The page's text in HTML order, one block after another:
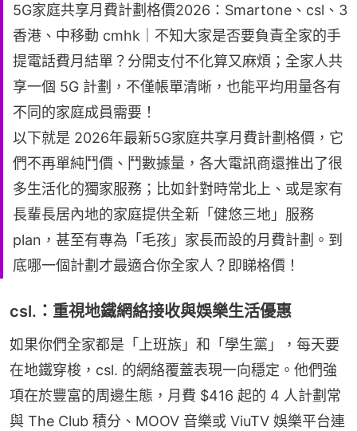
5G家庭共享月費計劃格價2026：Smartone、csl、3
香港、中移動 cmhk｜不知大家是否要負責全家的手
提電話費月結單？分開支付不化算又麻煩；全家人共
享一個 5G 計劃，不僅帳單清晰，也能平均用量各有
不同的家庭成員需要！
以下就是 2026年最新5G家庭共享月費計劃格價，它
們不再單純鬥價、鬥數據量，各大電訊商還推出了很
多生活化的獨家服務；比如針對時常北上、或是家有
長輩長居內地的家庭提供全新「健悠三地」服務
plan，甚至有專為「毛孩」家長而設的月費計劃。到
底哪一個計劃才最適合你全家人？即睇格價！
csl.：重視地鐵網絡接收與娛樂生活優惠
如果你們全家都是「上班族」和「學生黨」，每天要
在地鐵穿梭，csl. 的網絡覆蓋表現一向穩定。他們強
項在於豐富的周邊生態，月費 $416 起的 4 人計劃常
與 The Club 積分、MOOV 音樂或 ViuTV 娛樂平台連